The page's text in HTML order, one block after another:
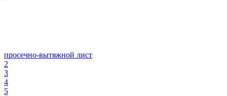
просечно-вытяжной лист
2
3
4
5